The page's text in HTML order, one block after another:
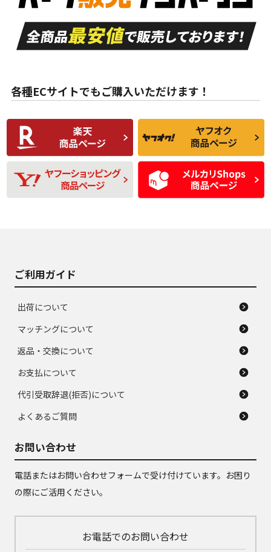
A
走行距離も少なく、
目立つ傷もほとんど
ない中古品
A
走行距離も少なく、
非常に状態の良い中
古品
な中古品
んどない中古品
C
比較的きれいな中古
品
C
られるが、使用に問
題のない中古品
D
使用感や目立つ傷が
あり、一般的な中古
品
D
残り溝も少なく、偏
磨耗がみられ、短期
間使用できるくらい
の中古品
各種ECサイトでもご購入いただけます！
ご利用ガイド
出荷について
マッチングについて
返品・交換について
お支払について
代引受取辞退(拒否)について
よくあるご質問
お問い合わせ
電話またはお問い合わせフォームで受け付けています。お困り
の際にご活用ください。
お電話でのお問い合わせ